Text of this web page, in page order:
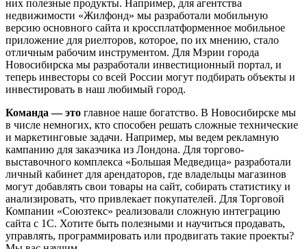
них полезные продукты. Например, для агентства
недвижимости «Жилфонд» мы разработали мобильную
версию основного сайта и кроссплатформенное мобильное
приложение для риелторов, которое, по их мнению, стало
отличным рабочим инструментом. Для Мэрии города
Новосибирска мы разработали инвестиционный портал, и
теперь инвесторы со всей России могут подбирать объекты и
инвестировать в наш любимый город.
Команда — это главное наше богатство. В Новосибирске мы
в числе немногих, кто способен решать сложные технические
и маркетинговые задачи. Например, мы ведем рекламную
кампанию для заказчика из Лондона. Для торгово-
выставочного комплекса «Большая Медведица» разработали
личный кабинет для арендаторов, где владельцы магазинов
могут добавлять свои товары на сайт, собирать статистику и
анализировать, что привлекает покупателей. Для Торговой
Компании «Союзтекс» реализовали сложную интеграцию
сайта с 1С. Хотите быть полезными и научиться продавать,
управлять, программировать или продвигать такие проекты?